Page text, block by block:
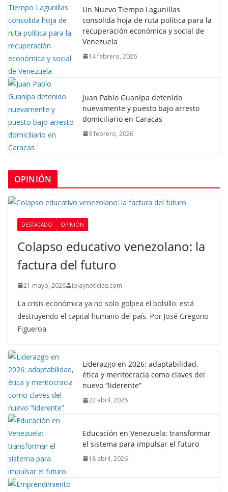
Un Nuevo Tiempo Lagunillas
consolida hoja de ruta política para la
recuperación económica y social de
Venezuela
14 febrero, 2026
Juan Pablo Guanipa detenido
nuevamente y puesto bajo arresto
domiciliario en Caracas
9 febrero, 2026
OPINIÓN
DESTACADO OPINIÓN
Colapso educativo venezolano: la
factura del futuro
21 mayo, 2026 iplaynoticias.com
La crisis económica ya no solo golpea el bolsillo: está
destruyendo el capital humano del país. Por José Gregorio
Figueroa
Liderazgo en 2026: adaptabilidad,
ética y meritocracia como claves del
nuevo “liderente”
22 abril, 2026
Educación en Venezuela: transformar
el sistema para impulsar el futuro
18 abril, 2026